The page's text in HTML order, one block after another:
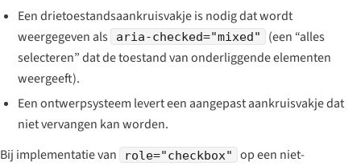
Een drietoestandsaankruisvakje is nodig dat wordt
weergegeven als
aria-checked="mixed"
(een “alles
selecteren” dat de toestand van onderliggende elementen
weergeeft).
Een ontwerpsysteem levert een aangepast aankruisvakje dat
niet vervangen kan worden.
Bij implementatie van
role="checkbox"
op een niet-